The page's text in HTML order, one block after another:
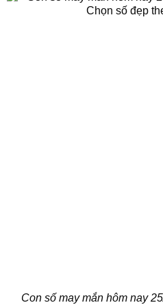
Con số may mắn hôm nay